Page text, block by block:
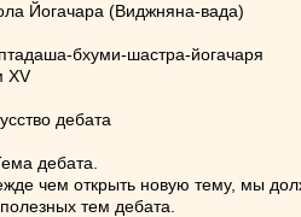
Йогачара (Виджняна-вада)
бхуми-шастра-йогачаря
ХV
дебата
дебата.
чем открыть новую тему, мы
тем дебата.